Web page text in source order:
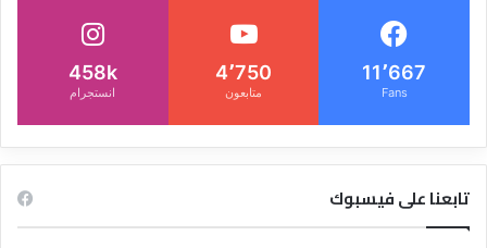
11٬667
Fans
4٬750
متابعون
458k
انستجرام
تابعنا على فيسبوك